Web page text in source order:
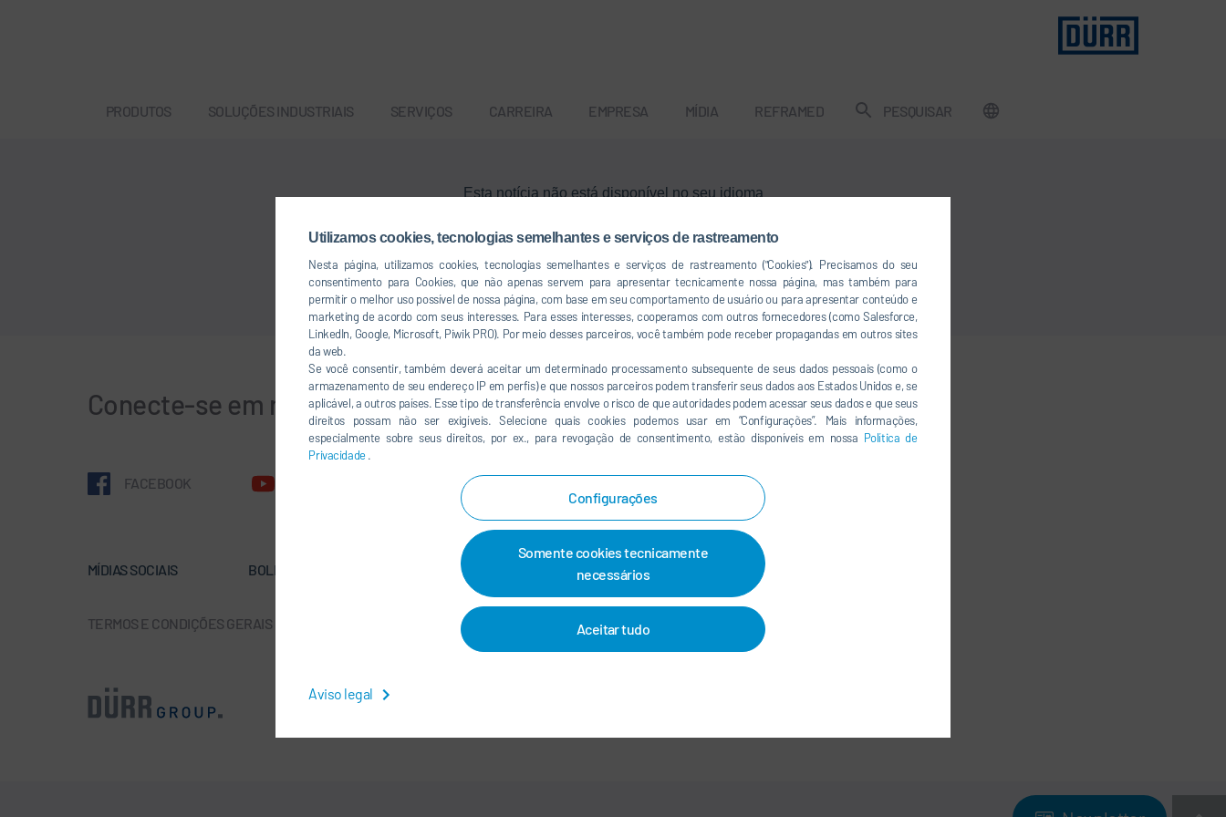
Utilizamos cookies, tecnologias semelhantes e serviços de rastreamento
Nesta página, utilizamos cookies, tecnologias semelhantes e serviços de rastreamento ("Cookies"). Precisamos do seu
consentimento para Cookies, que não apenas servem para apresentar tecnicamente nossa página, mas também para
permitir o melhor uso possível de nossa página, com base em seu comportamento de usuário ou para apresentar conteúdo e
marketing de acordo com seus interesses. Para esses interesses, cooperamos com outros fornecedores (como Salesforce,
LinkedIn, Google, Microsoft, Piwik PRO). Por meio desses parceiros, você também pode receber propagandas em outros sites
da web.
Se você consentir, também deverá aceitar um determinado processamento subsequente de seus dados pessoais (como o
armazenamento de seu endereço IP em perfis) e que nossos parceiros podem transferir seus dados aos Estados Unidos e, se
aplicável, a outros países. Esse tipo de transferência envolve o risco de que autoridades podem acessar seus dados e que seus
direitos possam não ser exigíveis. Selecione quais cookies podemos usar em “Configurações”. Mais informações,
especialmente sobre seus direitos, por ex., para revogação de consentimento, estão disponíveis em nossa Política de
Privacidade .
Configurações
Somente cookies tecnicamente
necessários
Aceitar tudo
Aviso legal
PRODUTOS SOLUÇÕES INDUSTRIAIS SERVIÇOS CARREIRA EMPRESA MÍDIA REFRAMED PESQUISAR
Esta notícia não está disponível no seu idioma
Voltar ao menu principal
Conecte-se em rede conosco
FACEBOOK LINKEDIN
MÍDIAS SOCIAIS BOLETÍN DE NOTICIAS CONTATO/LOCALIDADES
TERMOS E CONDIÇÕES GERAIS IMPRIMIR MAPA DO SITE - INTEGRITY LINE